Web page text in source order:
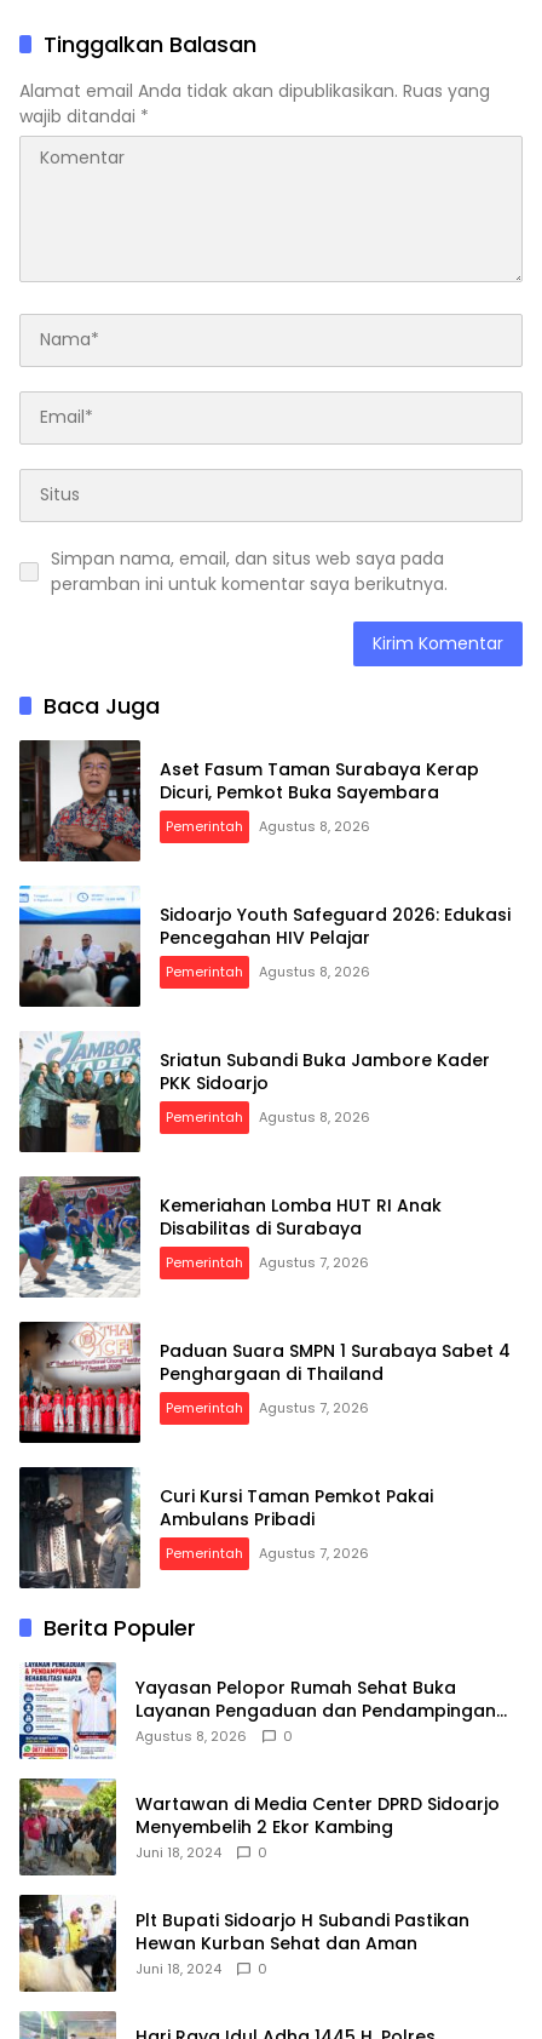
Tinggalkan Balasan
Alamat email Anda tidak akan dipublikasikan. Ruas yang
wajib ditandai *
Simpan nama, email, dan situs web saya pada
peramban ini untuk komentar saya berikutnya.
Baca Juga
Aset Fasum Taman Surabaya Kerap
Dicuri, Pemkot Buka Sayembara
Pemerintah Agustus 8, 2026
Sidoarjo Youth Safeguard 2026: Edukasi
Pencegahan HIV Pelajar
Pemerintah Agustus 8, 2026
Sriatun Subandi Buka Jambore Kader
PKK Sidoarjo
Pemerintah Agustus 8, 2026
Kemeriahan Lomba HUT RI Anak
Disabilitas di Surabaya
Pemerintah Agustus 7, 2026
Paduan Suara SMPN 1 Surabaya Sabet 4
Penghargaan di Thailand
Pemerintah Agustus 7, 2026
Curi Kursi Taman Pemkot Pakai
Ambulans Pribadi
Pemerintah Agustus 7, 2026
Berita Populer
Yayasan Pelopor Rumah Sehat Buka
Layanan Pengaduan dan Pendampingan
Rehabilitasi NAPZA 24 Jam
Agustus 8, 2026 0
Wartawan di Media Center DPRD Sidoarjo
Menyembelih 2 Ekor Kambing
Juni 18, 2024 0
Plt Bupati Sidoarjo H Subandi Pastikan
Hewan Kurban Sehat dan Aman
Juni 18, 2024 0